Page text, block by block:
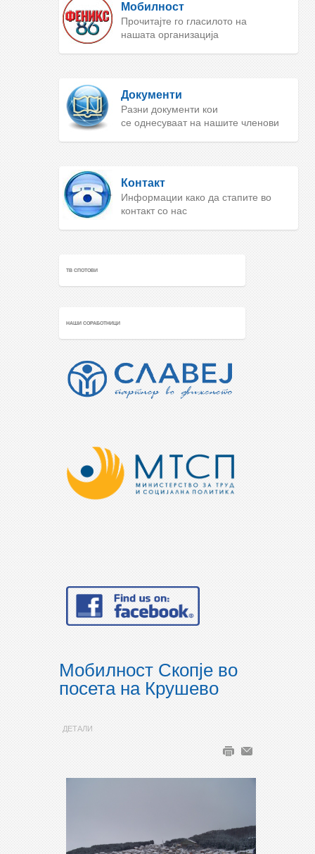
Мобилност
Прочитајте го гласилото на
нашата организација
Документи
Разни документи кои
се однесуваат на нашите членови
Контакт
Информации како да стапите во
контакт со нас
ТВ СПОТОВИ
НАШИ СОРАБОТНИЦИ
Мобилност Скопје во
посета на Крушево
ДЕТАЛИ